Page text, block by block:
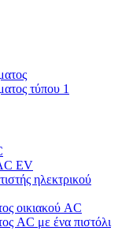
τύπου 1
EV
ηλεκτρικού
οικιακού AC
AC με ένα πιστόλι